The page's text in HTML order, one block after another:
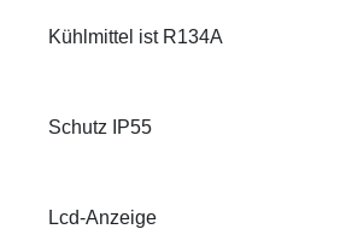
Kühlmittel ist R134A
Schutz IP55
Lcd-Anzeige